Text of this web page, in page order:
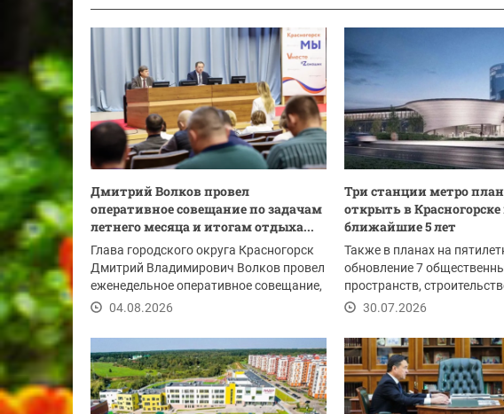
Дмитрий Волков провел
оперативное совещание по задачам
летнего месяца и итогам отдыха...
Глава городского округа Красногорск
Дмитрий Владимирович Волков провел
еженедельное оперативное совещание,
в начале...
04.08.2026
Три станции метро
открыть в Красногорске
ближайшие 5 лет
Также в планах на
обновление 7
пространств,
образовательных
30.07.2026